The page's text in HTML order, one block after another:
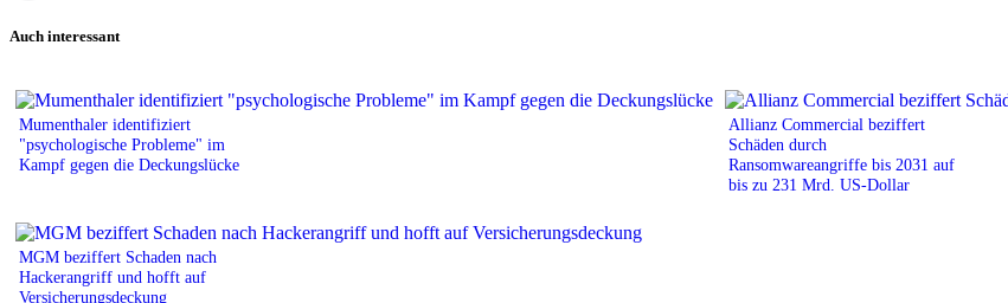
Auch interessant
Mumenthaler identifiziert
"psychologische Probleme" im
Kampf gegen die Deckungslücke
Allianz Commercial beziffert
Schäden durch
Ransomwareangriffe bis 2031 auf
bis zu 231 Mrd. US-Dollar
MGM beziffert Schaden nach
Hackerangriff und hofft auf
Versicherungsdeckung